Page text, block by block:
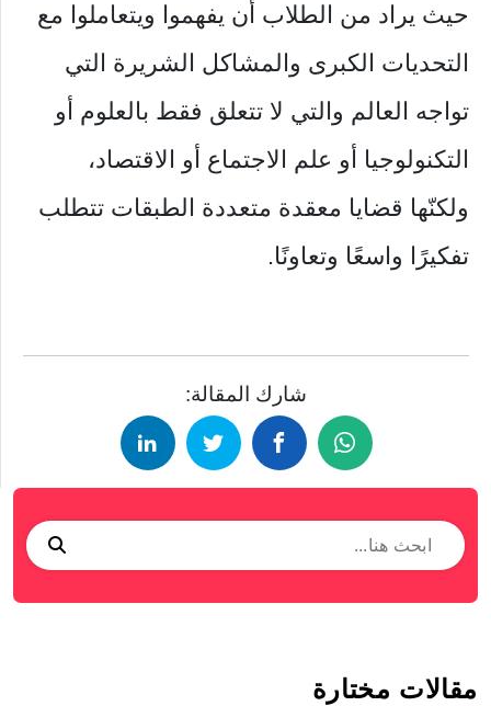
حيث يراد من الطلاب أن يفهموا ويتعاملوا مع
التحديات الكبرى والمشاكل الشريرة التي
تواجه العالم والتي لا تتعلق فقط بالعلوم أو
التكنولوجيا أو علم الاجتماع أو الاقتصاد،
ولكنّها قضايا معقدة متعددة الطبقات تتطلب
تفكيرًا واسعًا وتعاونًا.
شارك المقالة:
مقالات مختارة